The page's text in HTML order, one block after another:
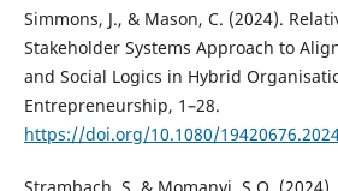
Simmons, J., & Mason, C. (2024).
Stakeholder Systems Approach to
and Social Logics in Hybrid
Entrepreneurship, 1–28.
https://doi.org/10.1080/